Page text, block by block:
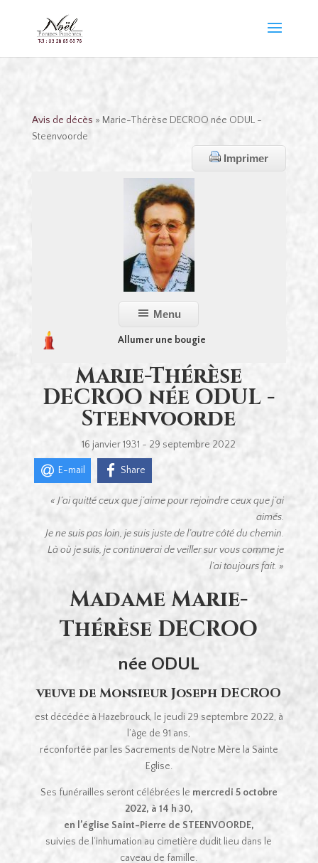
Avis de décès » Marie-Thérèse DECROO née ODUL -
Steenvoorde
Imprimer
Menu
Allumer une bougie
Marie-Thérèse
DECROO née ODUL -
Steenvoorde
16 janvier 1931 - 29 septembre 2022
E-mail Share
« J’ai quitté ceux que j’aimepour rejoindre ceux que j’ai
aimés.
Je ne suis pas loin, je suis juste de l’autre côté du chemin.
Là où je suis, je continuerai de veiller sur vouscomme je
l’ai toujours fait. »
Madame Marie-
Thérèse DECROO
née ODUL
veuve de Monsieur Joseph DECROO
est décédée à Hazebrouck, le jeudi 29 septembre 2022, à
l’âge de 91 ans,
réconfortée par les Sacrements de Notre Mère la Sainte
Eglise.
Ses funérailles seront célébrées le mercredi 5 octobre
2022, à 14 h 30,
en l’église Saint-Pierre de STEENVOORDE,
suivies de l’inhumation au cimetière dudit lieu dans le
caveau de famille.